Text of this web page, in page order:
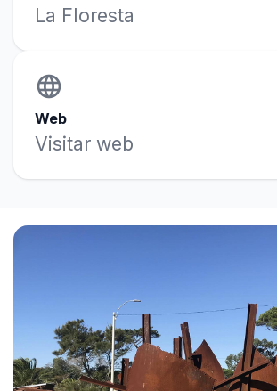
La Floresta
language
Web
Visitar web